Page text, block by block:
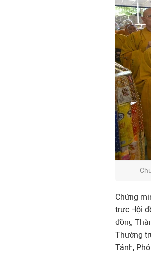
Chứng
trực Hội
đồng
Thường
Tánh,